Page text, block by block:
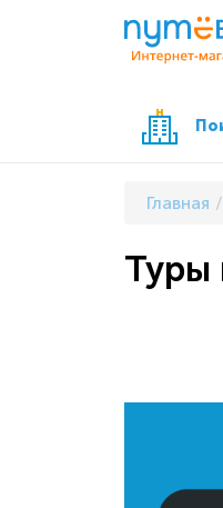
Главная
Туры